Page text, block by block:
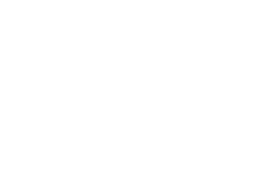
præferencer samt til brug